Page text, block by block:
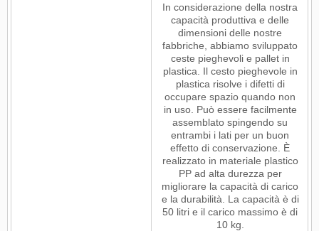
In considerazione della nostra
capacità produttiva e delle
dimensioni delle nostre
fabbriche, abbiamo sviluppato
ceste pieghevoli e pallet in
plastica. Il cesto pieghevole in
plastica risolve i difetti di
occupare spazio quando non
in uso. Può essere facilmente
assemblato spingendo su
entrambi i lati per un buon
effetto di conservazione. È
realizzato in materiale plastico
PP ad alta durezza per
migliorare la capacità di carico
e la durabilità. La capacità è di
50 litri e il carico massimo è di
10 kg.